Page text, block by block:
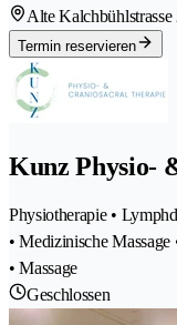
Alte Kalchbühlstrasse
Termin reservieren
Kunz Physio-
Physiotherapie •
• Medizinische
• Massage
Geschlossen